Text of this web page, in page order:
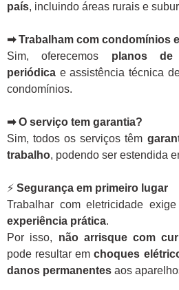
país, incluindo áreas rurais e
➡ Trabalham com condomínios
Sim, oferecemos planos de
periódica e assistência técnica
condomínios.
➡ O serviço tem garantia?
Sim, todos os serviços têm
trabalho, podendo ser estendida
⚡ Segurança em primeiro lugar
Trabalhar com eletricidade exige
experiência prática.
Por isso, não arrisque com
pode resultar emchoques
danos permanentes aos